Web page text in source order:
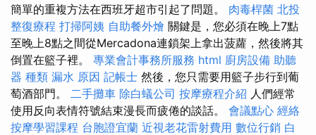
簡單的重複方法在西班牙超市引起了問題。 肉毒桿菌 北投
整復療程 打掃阿姨 自助餐外燴 關鍵是，您必須在晚上7點
至晚上8點之間從Mercadona連鎖架上拿出菠蘿，然後將其
倒置在籃子裡。 專業會計事務所服務 html 廚房設備 助聽
器 種類 漏水 原因 記帳士 然後，您只需要用籃子步行到葡
萄酒部門。 二手攤車 除白蟻公司 按摩療程介紹 人們經常
使用反向表情符號結束漫長而疲倦的談話。 會議點心 經絡
按摩學習課程 台胞證宜蘭 近視老花雷射費用 數位行銷 白